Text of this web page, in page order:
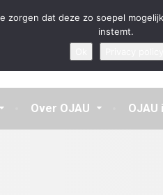
vragen beantwoorden
Over OJAU OJAU
dat deze zo soepel
instemt.